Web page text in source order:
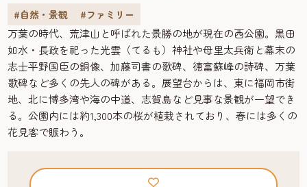
#自然・景観 #ファミリー
万葉の時代、荒津山と呼ばれた景勝の地が現在の西公園。黒田
如水・長政を祀った光雲（てるも）神社や母里太兵衛と幕末の
志士平野国臣の銅像、加藤司書の歌碑、徳富蘇峰の詩碑、万葉
歌碑など多くの先人の碑がある。展望台からは、東に福岡市街
地、北に博多湾や海の中道、志賀島など見事な景観が一望でき
る。公園内には約1,300本の桜が植栽されており、春には多くの
花見客で賑わう。